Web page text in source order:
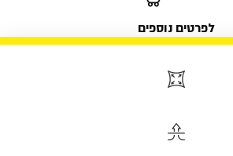
היה:
55 ₪.
46 ₪.לפרטים נוספים